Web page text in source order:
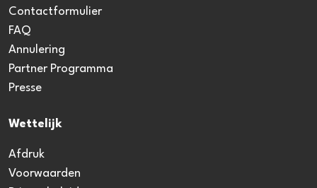
Contactformulier
FAQ
Annulering
Partner Programma
Presse
Wettelijk
Afdruk
Voorwaarden